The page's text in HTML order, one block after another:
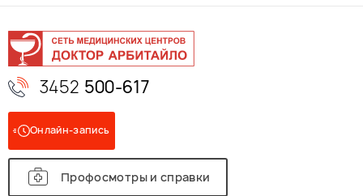
3452 500-617
Онлайн-запись
Профосмотры и справки